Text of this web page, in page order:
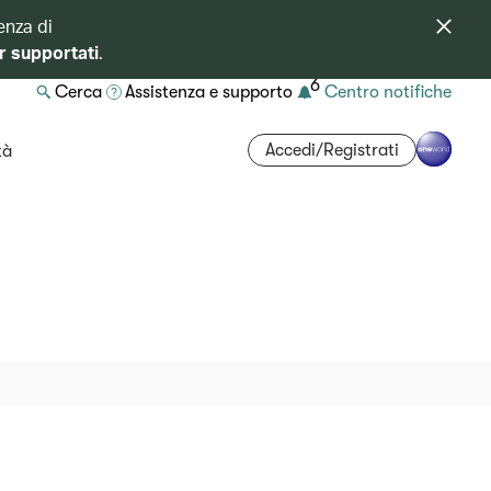
di
supportati.
Cerca Assistenza e supporto 6 Centro notifiche
Accedi/Registrati